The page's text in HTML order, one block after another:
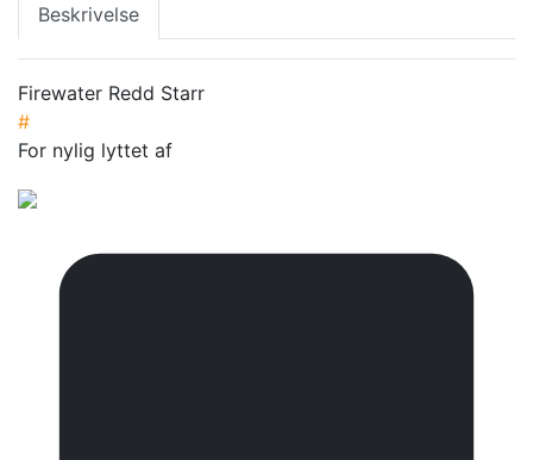
Beskrivelse
Firewater Redd Starr
#
For nylig lyttet af